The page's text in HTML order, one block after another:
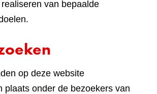
website)van bepaalde
op deze website
plaats onder de bezoekers van